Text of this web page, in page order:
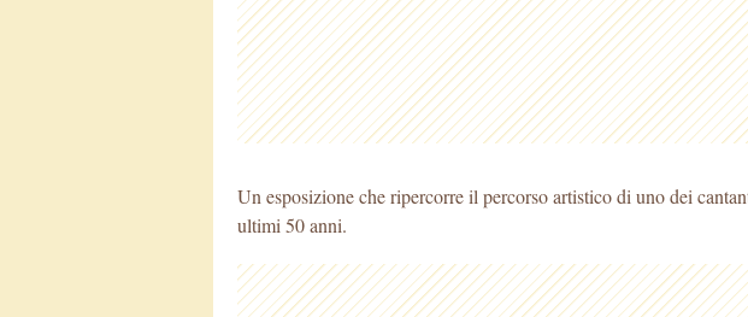
Un esposizione che ripercorre il percorso artistico di uno dei
ultimi 50 anni.